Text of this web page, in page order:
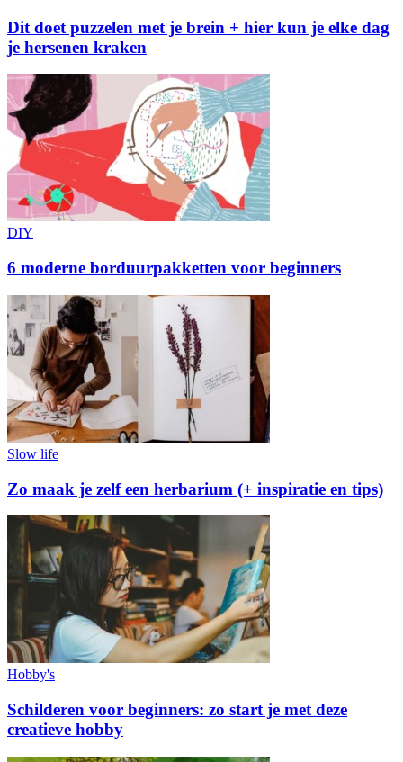
Dit doet puzzelen met je brein + hier kun je elke dag
je hersenen kraken
DIY
6 moderne borduurpakketten voor beginners
Slow life
Zo maak je zelf een herbarium (+ inspiratie en tips)
Hobby's
Schilderen voor beginners: zo start je met deze
creatieve hobby